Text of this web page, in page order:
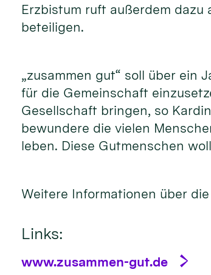
Erzbistum ruft außerdem
beteiligen.
„zusammen gut“ soll über ein
für die Gemeinschaft
Gesellschaft bringen, so
bewundere die vielen
leben. Diese Gutmenschen
Weitere Informationen über
Links:
www.zusammen-gut.de